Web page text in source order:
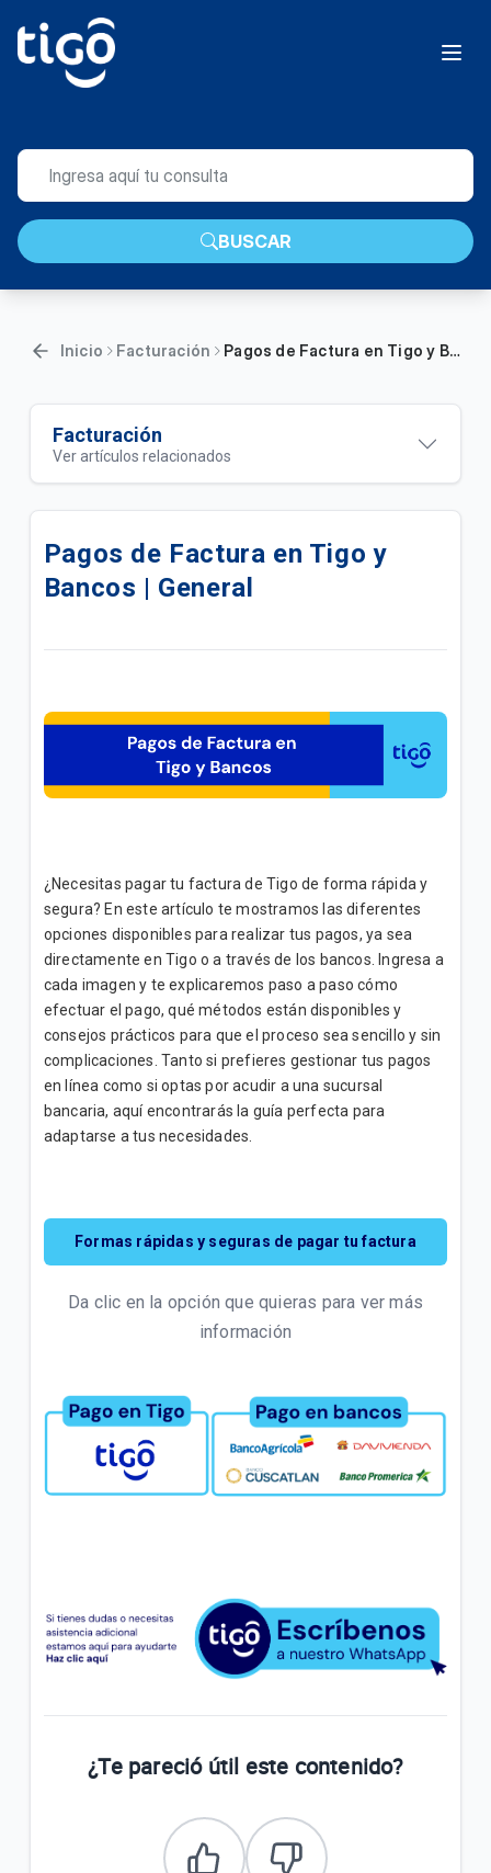
BUSCAR
Inicio Facturación Pagos de Factura en Tigo y Bancos | General
Facturación
Ver artículos relacionados
Cambio en la fecha de vencimiento de tu factura
¿Cómo ver y descargar tu factura Tigo? | General
Puntos de pago de facturas Tigo | General
Tu acceso directo a la gestión de tus facturas en
General
Pagos de Facturas Tigo por medio de Bancos |
General
Factura Electrónica | General
Mi Tigo Web | Pago de factura, compra de
Paquetes y Recarga anónima
Pagos de Factura en Tigo y
Bancos | General
¿Necesitas pagar tu factura de Tigo de forma rápida y
segura? En este artículo te mostramos las diferentes
opciones disponibles para realizar tus pagos, ya sea
directamente en Tigo o a través de los bancos. Ingresa a
cada imagen y te explicaremos paso a paso cómo
efectuar el pago, qué métodos están disponibles y
consejos prácticos para que el proceso sea sencillo y sin
complicaciones. Tanto si prefieres gestionar tus pagos
en línea como si optas por acudir a una sucursal
bancaria, aquí encontrarás la guía perfecta para
adaptarse a tus necesidades.
Formas rápidas y seguras de pagar tu factura
Da clic en la opción que quieras para ver más
información
¿Te pareció útil este contenido?